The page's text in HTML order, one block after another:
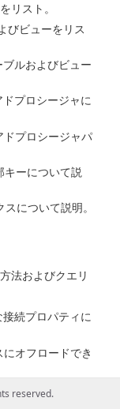
リスト。
びビューをリス
ブルおよびビュー
ドプロシージャに
ドプロシージャパ
キーについて説
について説明。
法およびクエリ
接続プロパティに
にオフロードでき
reserved.